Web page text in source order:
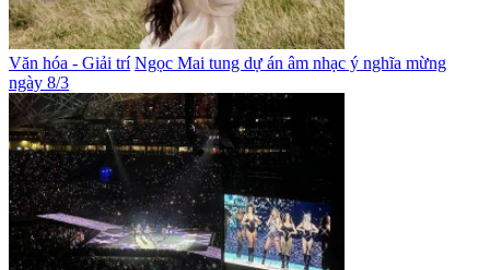
Văn hóa - Giải trí Ngọc Mai tung dự án âm nhạc ý nghĩa mừng
ngày 8/3